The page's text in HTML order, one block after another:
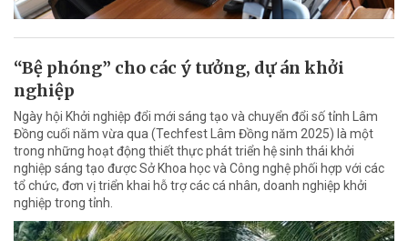
“Bệ phóng” cho các ý tưởng, dự án khởi
nghiệp
Ngày hội Khởi nghiệp đổi mới sáng tạo và chuyển đổi số tỉnh Lâm
Đồng cuối năm vừa qua (Techfest Lâm Đồng năm 2025) là một
trong những hoạt động thiết thực phát triển hệ sinh thái khởi
nghiệp sáng tạo được Sở Khoa học và Công nghệ phối hợp với các
tổ chức, đơn vị triển khai hỗ trợ các cá nhân, doanh nghiệp khởi
nghiệp trong tỉnh.